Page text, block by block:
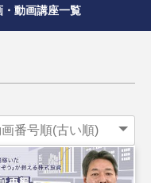
動画講座一覧